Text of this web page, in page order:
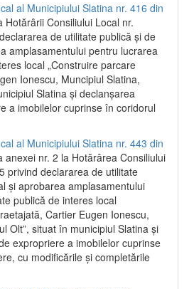
al Municipiului Slatina nr. 416 din
Hotărârii Consiliului Local nr.
de utilitate publică și de
amplasamentului pentru lucrarea
local „Construire parcare
Ionescu, Muncipiul Slatina,
Slatina și declanșarea
a imobilelor cuprinse în coridorul
al Municipiului Slatina nr. 443 din
anexei nr. 2 la Hotărârea Consiliului
privind declararea de utilitate
şi aprobarea amplasamentului
publică de interes local
Cartier Eugen Ionescu,
Olt”, situat în municipiul Slatina şi
expropriere a imobilelor cuprinse
cu modificările şi completările